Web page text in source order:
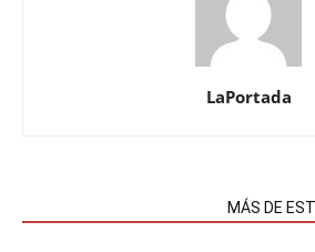
LaPortada
MÁS DE